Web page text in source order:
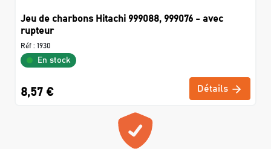
Jeu de charbons Hitachi 999088, 999076 - avec
rupteur
Réf : 1930
En stock
8,57 € Détails